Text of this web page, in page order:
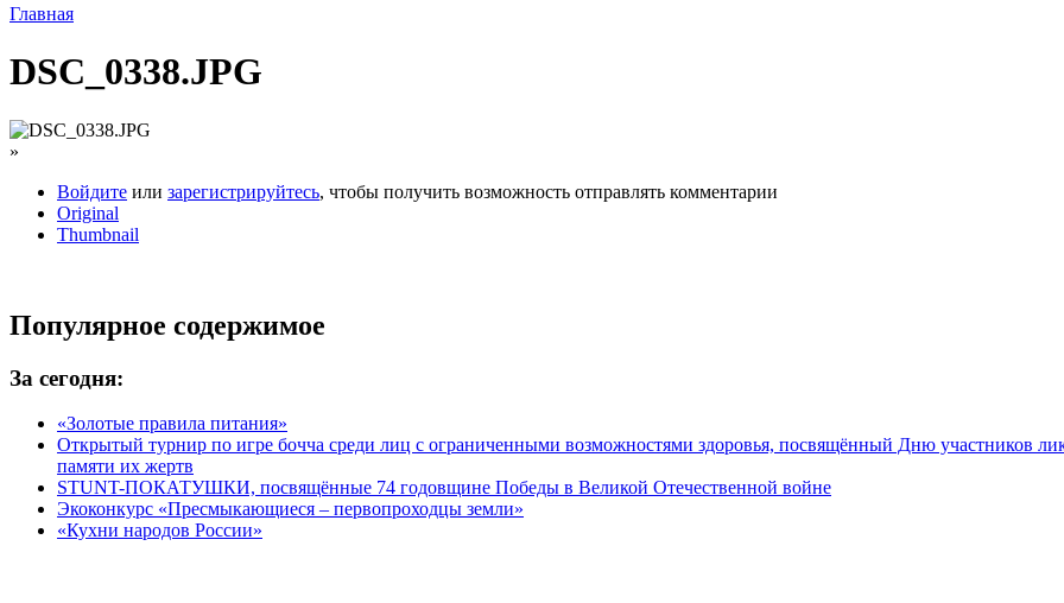
Главная
DSC_0338.JPG
»
Войдите или зарегистрируйтесь, чтобы получить возможность отправлять комментарии
Original
Thumbnail
Популярное содержимое
За сегодня:
«Золотые правила питания»
Открытый турнир по игре бочча среди лиц с ограниченными возможностями здоровья, посвящённый Дню участников
памяти их жертв
STUNT-ПОКАТУШКИ, посвящённые 74 годовщине Победы в Великой Отечественной войне
Экоконкурс «Пресмыкающиеся – первопроходцы земли»
«Кухни народов России»